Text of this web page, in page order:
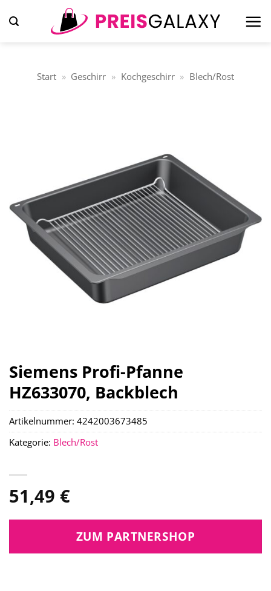
Inhalt
Start » Geschirr » Kochgeschirr » Blech/Rost
Siemens Profi-Pfanne
HZ633070, Backblech
51,49 €
ZUM PARTNERSHOP
Artikelnummer: 4242003673485
Kategorie: Blech/Rost